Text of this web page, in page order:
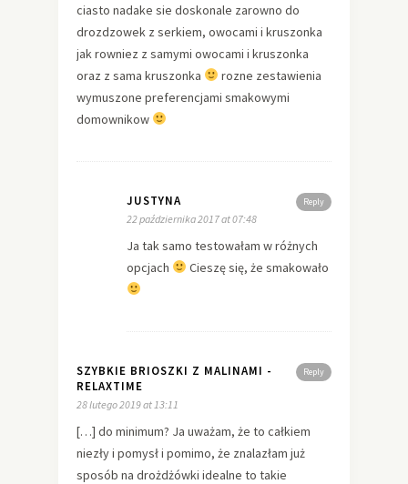
ciasto nadake sie doskonale zarowno do
drozdzowek z serkiem, owocami i kruszonka
jak rowniez z samymi owocami i kruszonka
oraz z sama kruszonka
rozne zestawienia
wymuszone preferencjami smakowymi
domownikow
Reply
JUSTYNA
22 października 2017 at 07:48
Ja tak samo testowałam w różnych
opcjach
Cieszę się, że smakowało
Reply
SZYBKIE BRIOSZKI Z MALINAMI -
RELAXTIME
28 lutego 2019 at 13:11
[…] do minimum? Ja uważam, że to całkiem
niezły i pomysł i pomimo, że znalazłam już
sposób na drożdżówki idealne to takie